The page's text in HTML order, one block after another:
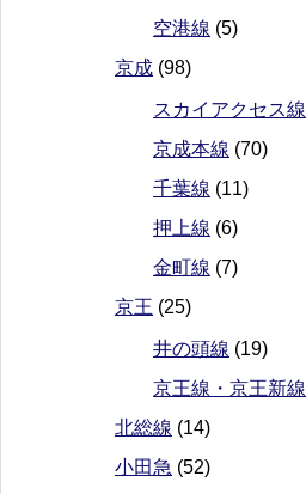
空港線 (5)
京成 (98)
スカイアクセス線
京成本線 (70)
千葉線 (11)
押上線 (6)
金町線 (7)
京王 (25)
井の頭線 (19)
京王線・京王新線
北総線 (14)
小田急 (52)